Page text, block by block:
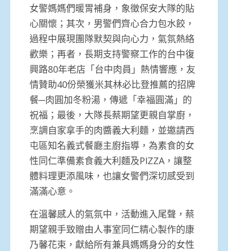
女警媽媽們暖胃補身，象徵保安大隊的貼
心關懷；其次，男警們齊心合力包水餃，
過程中展現團隊默契與向心力，氣氛熱絡
歡樂；再者，長期支持警察工作的台中復
興路80年老店「台中肉員」熱情響應，友
情贊助40份榮獲米其林必比登推薦的招牌
餐─肉圓加冬粉湯，傳遞「幸福圓滿」的
祝福；最後，大隊長蔡期望更親自掌廚，
烹調自家拿手的肉醬義大利麵，並邀請西
屯區知名義式餐廳主廚指導，為素食的女
性同仁準備素食義大利麵及PIZZA，讓整
體料理更添風味，也讓女警們深切感受到
滿滿心意。
在溫馨感人的氣氛中，活動進入尾聲，蔡
期望親手致贈由人事室同仁精心製作的康
乃馨花束，獻給所有兼具媽媽身分的女性